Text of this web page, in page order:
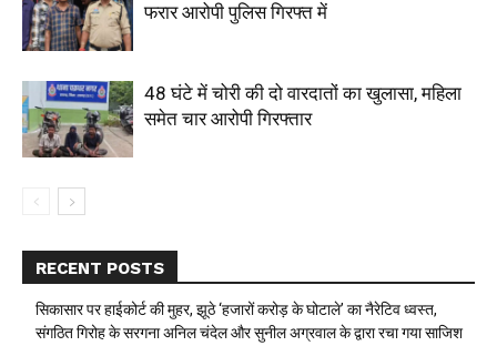
फरार आरोपी पुलिस गिरफ्त में
48 घंटे में चोरी की दो वारदातों का खुलासा, महिला
समेत चार आरोपी गिरफ्तार
RECENT POSTS
सिकासार पर हाईकोर्ट की मुहर, झूठे ‘हजारों करोड़ के घोटाले’ का नैरेटिव ध्वस्त,
संगठित गिरोह के सरगना अनिल चंदेल और सुनील अग्रवाल के द्वारा रचा गया साजिश